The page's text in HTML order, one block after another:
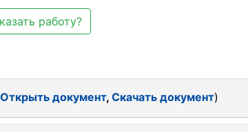
работу?
Открыть документ, Скачать документ)